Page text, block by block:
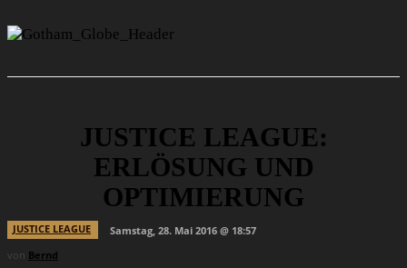
JUSTICE LEAGUE:
ERLÖSUNG UND
OPTIMIERUNG
JUSTICE LEAGUE
Samstag, 28. Mai 2016 @ 18:57
von Bernd